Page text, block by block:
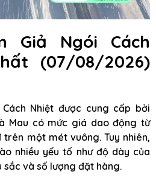
Giả Ngói Cách
(07/08/2026)
Nhiệt được cung cấp bởi
Mau có mức giá dao động từ
trên một mét vuông. Tuy nhiên,
nhiều yếu tố như độ dày của
sắc và số lượng đặt hàng.